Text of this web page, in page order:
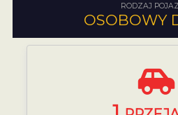
RODZAJ
OSOBOWY